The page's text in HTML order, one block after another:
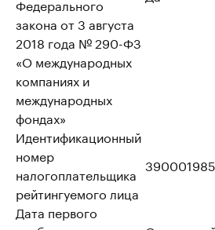
Федерального
закона от 3 августа
2018 года № 290-ФЗ
«О международных
компаниях и
международных
фондах»
Идентификационный
номер
налогоплательщика
рейтингуемого лица
Дата первого